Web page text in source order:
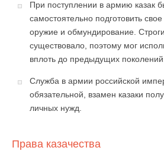
При поступлении в армию казак
самостоятельно подготовить
оружие и обмундирование.
существовало, поэтому мог
вплоть до предыдущих
Служба в армии российской
обязательной, взамен казаки
личных нужд.
Права казачества